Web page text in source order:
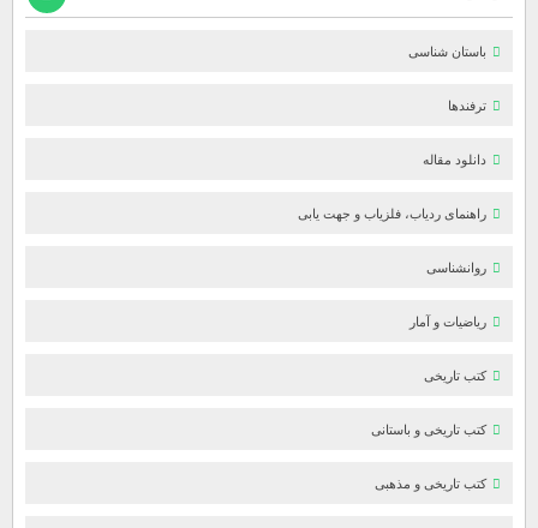
باستان شناسی
ترفندها
دانلود مقاله
راهنمای ردیاب، فلزیاب و جهت یابی
روانشناسی
ریاضیات و آمار
کتب تاریخی
کتب تاریخی و باستانی
کتب تاریخی و مذهبی